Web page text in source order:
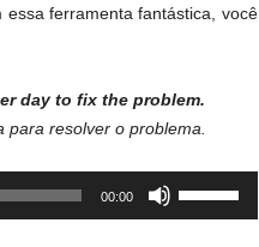
ferramenta fantástica, você
day to fix the problem.
resolver o problema.
00:00